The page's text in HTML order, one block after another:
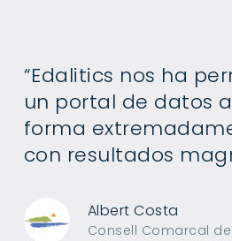
“Edalitics nos ha
un portal de datos
forma
con resultados
Albert Costa
Consell Comarcal